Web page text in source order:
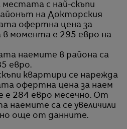
с най-скъпи
на Докторския
офертна цена за
момента е 295 евро на
наемите в района са
евро.
квартири се нарежда
офертна цена за наем
е 284 евро месечно. От
наемите са се увеличили
още от данните.